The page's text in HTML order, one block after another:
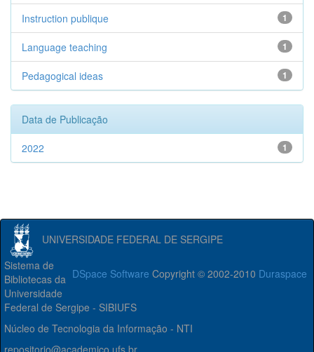
1
Instruction publique
1
Language teaching
1
Pedagogical ideas
Data de Publicação
1
2022
UNIVERSIDADE FEDERAL DE SERGIPE
DSpace Software Copyright © 2002-2010 Duraspace
Sistema de
Bibliotecas da
Universidade
Federal de Sergipe - SIBIUFS
Núcleo de Tecnologia da Informação - NTI
repositorio@academico.ufs.br